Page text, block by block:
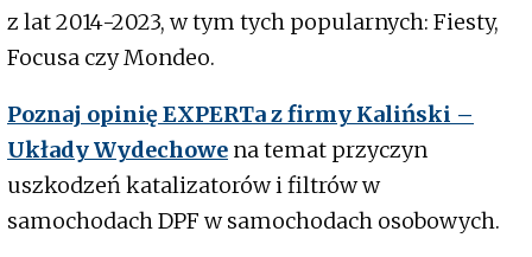
z lat 2014-2023, w tym tych popularnych: Fiesty,
Focusa czy Mondeo.
Poznaj opinię EXPERTa z firmy Kaliński –
Układy Wydechowe na temat przyczyn
uszkodzeń katalizatorów i filtrów w
samochodach DPF w samochodach osobowych.